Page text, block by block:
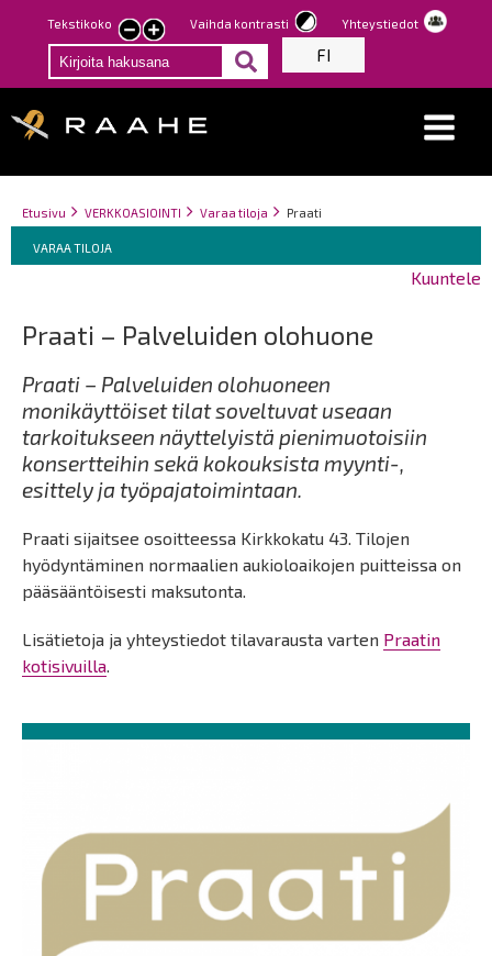
Hyppää
pääsisältöön
Tekstikoko
Pienennä
tekstin
kokoa
Suurenna
tekstin
kokoa
Vaihda kontrasti Yhteystiedot
FI
Breadcrumbs
You
here:
Etusivu VERKKOASIOINTI Varaa tiloja Praati
Breadcrumbs
You
are
VARAA TILOJA
Kuuntele
Praati – Palveluiden olohuone
Praati – Palveluiden olohuoneen
monikäyttöiset tilat soveltuvat useaan
tarkoitukseen näyttelyistä pienimuotoisiin
konsertteihin sekä kokouksista myynti-,
esittely ja työpajatoimintaan.
Praati sijaitsee osoitteessa Kirkkokatu 43. Tilojen
hyödyntäminen normaalien aukioloaikojen puitteissa on
pääsääntöisesti maksutonta.
Lisätietoja ja yhteystiedot tilavarausta varten Praatin
kotisivuilla.